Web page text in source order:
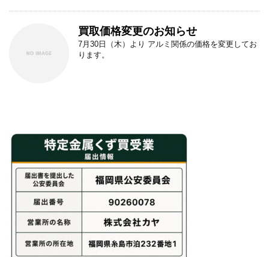
買取価格変更のお知らせ
7月30日（木）より アルミ関係の価格を変更してお
ります。